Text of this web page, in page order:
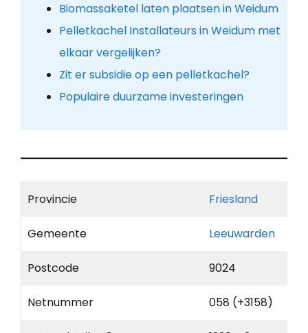
Biomassaketel laten plaatsen in Weidum
Pelletkachel Installateurs in Weidum met
elkaar vergelijken?
Zit er subsidie op een pelletkachel?
Populaire duurzame investeringen
Provincie Friesland
Gemeente Leeuwarden
Postcode 9024
Netnummer 058 (+3158)